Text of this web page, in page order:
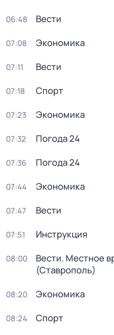
06:48 Вести
07:08 Экономика
07:11 Вести
07:18 Спорт
07:23 Экономика
07:32 Погода 24
07:36 Погода 24
07:44 Экономика
07:47 Вести
07:51 Инструкция
08:00
Вести. Местное
(Ставрополь)
08:20 Экономика
08:24 Спорт